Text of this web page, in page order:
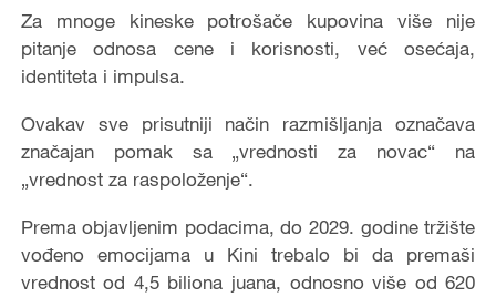
Za mnoge kineske potrošače kupovina više nije
pitanje odnosa cene i korisnosti, već osećaja,
identiteta i impulsa.
Ovakav sve prisutniji način razmišljanja označava
značajan pomak sa „vrednosti za novac“ na
„vrednost za raspoloženje“.
Prema objavljenim podacima, do 2029. godine tržište
vođeno emocijama u Kini trebalo bi da premaši
vrednost od 4,5 biliona juana, odnosno više od 620